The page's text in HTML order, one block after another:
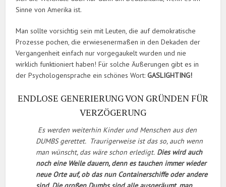
Sinne von Amerika ist.
Man sollte vorsichtig sein mit Leuten, die auf demokratische
Prozesse pochen, die erwiesenermaßen in den Dekaden der
Vergangenheit einfach nur vorgegaukelt wurden und nie
wirklich funktioniert haben! Für solche Äußerungen gibt es in
der Psychologensprache ein schönes Wort: GASLIGHTING!
ENDLOSE GENERIERUNG VON GRÜNDEN FÜR
VERZÖGERUNG
Es werden weiterhin Kinder und Menschen aus den
DUMBS gerettet. Traurigerweise ist das so, auch wenn
man wünscht, das wäre schon erledigt. Dies wird auch
noch eine Weile dauern, denn es tauchen immer wieder
neue Orte auf, ob das nun Containerschiffe oder andere